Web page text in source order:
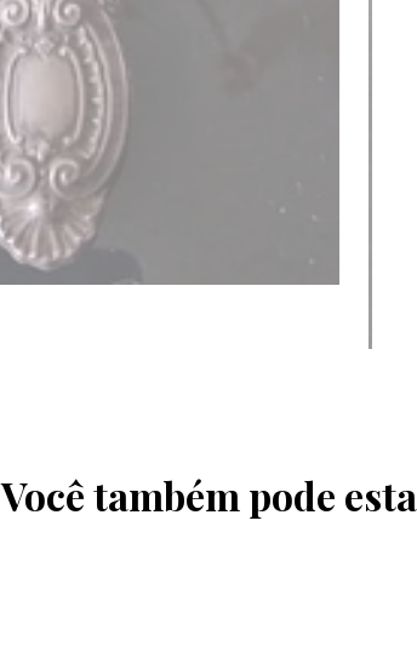
Você também pode